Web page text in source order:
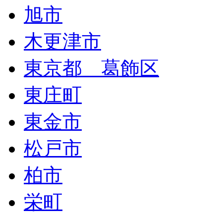
旭市
木更津市
東京都 葛飾区
東庄町
東金市
松戸市
柏市
栄町